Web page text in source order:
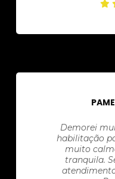
Demorei
habilitação
muito
tranquila.